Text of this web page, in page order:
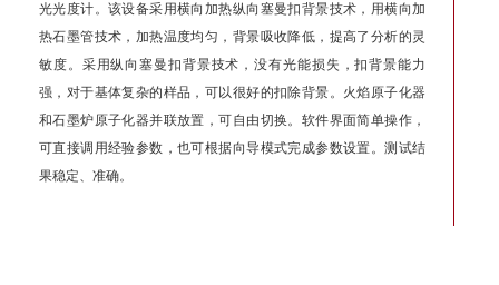
光光度计。该设备采用横向加热纵向塞曼扣背景技术，用横向加
热石墨管技术，加热温度均匀，背景吸收降低，提高了分析的灵
敏度。采用纵向塞曼扣背景技术，没有光能损失，扣背景能力
强，对于基体复杂的样品，可以很好的扣除背景。火焰原子化器
和石墨炉原子化器并联放置，可自由切换。软件界面简单操作，
可直接调用经验参数，也可根据向导模式完成参数设置。测试结
果稳定、准确。